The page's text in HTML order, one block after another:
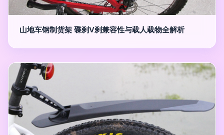
山地车钢制货架 碟刹V刹兼容性与载人载物全解析